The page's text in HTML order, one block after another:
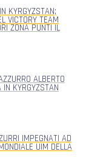
KYRGYZSTAN;
VICTORY TEAM
ZONA PUNTI IL
ALBERTO
KYRGYZSTAN
IMPEGNATI AD
UIM DELLA